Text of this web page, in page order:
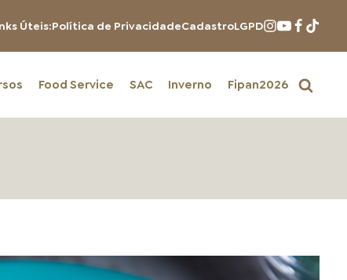
Úteis:Política de PrivacidadeCadastroLGPD
Food Service SAC Inverno Fipan2026